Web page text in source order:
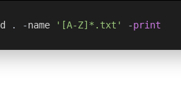
. -name '[A-Z]*.txt' -print